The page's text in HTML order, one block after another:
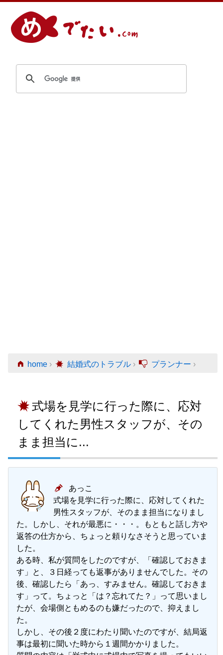
home › 結婚式のトラブル › プランナー ›
式場を見学に行った際に、応対
してくれた男性スタッフが、その
まま担当に...
あっこ
式場を見学に行った際に、応対してくれた
男性スタッフが、そのまま担当になりまし
た。しかし、それが最悪に・・・。もともと話し方や
返答の仕方から、ちょっと頼りなさそうと思っていま
した。
ある時、私が質問をしたのですが、「確認しておきま
す」と、３日経っても返事がありませんでした。その
後、確認したら「あっ、すみません。確認しておきま
す」って。ちょっと「は？忘れてた？」って思いまし
たが、会場側ともめるのも嫌だったので、抑えまし
た。
しかし、その後２度にわたり聞いたのですが、結局返
事は最初に聞いた時から１週間かかりました。